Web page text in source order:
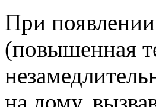
При
(повышенная